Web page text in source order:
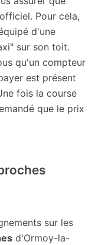
Pour cela,
d'une
sur son toit.
qu'un compteur
est présent
fois la course
que le prix
sur les
d'Ormoy-la-